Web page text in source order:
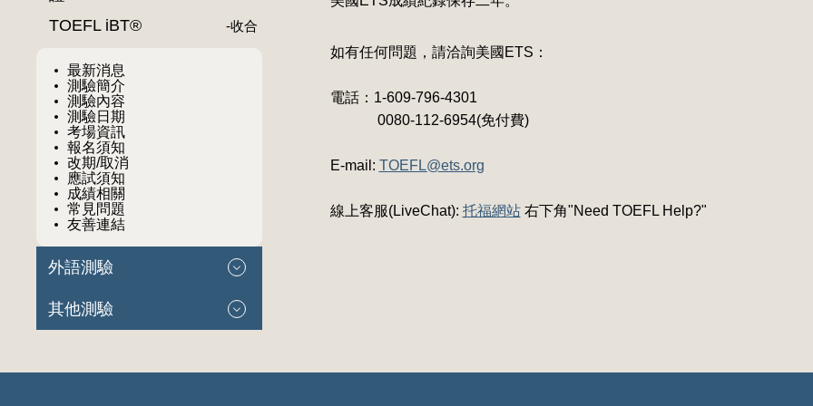
TOEFL iBT®
-收合
最新消息
測驗簡介
測驗內容
測驗日期
考場資訊
報名須知
改期/取消
應試須知
成績相關
常見問題
友善連結
外語測驗
其他測驗
如有任何問題，請洽詢美國ETS：
電話：1-609-796-4301
0080-112-6954(免付費)
E-mail: TOEFL@ets.org
線上客服(LiveChat): 托福網站右下角"Need TOEFL Help?"